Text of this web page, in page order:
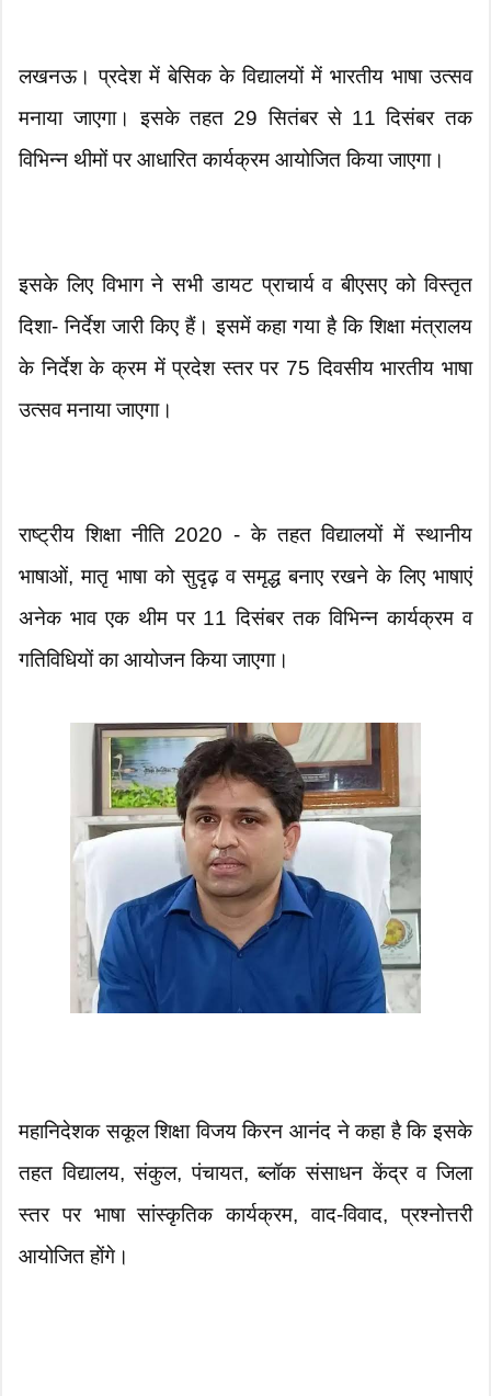
लखनऊ। प्रदेश में बेसिक के विद्यालयों में भारतीय भाषा उत्सव
मनाया जाएगा। इसके तहत 29 सितंबर से 11 दिसंबर तक
विभिन्न थीमों पर आधारित कार्यक्रम आयोजित किया जाएगा।
इसके लिए विभाग ने सभी डायट प्राचार्य व बीएसए को विस्तृत
दिशा- निर्देश जारी किए हैं। इसमें कहा गया है कि शिक्षा मंत्रालय
के निर्देश के क्रम में प्रदेश स्तर पर 75 दिवसीय भारतीय भाषा
उत्सव मनाया जाएगा।
राष्ट्रीय शिक्षा नीति 2020 - के तहत विद्यालयों में स्थानीय
भाषाओं, मातृ भाषा को सुदृढ़ व समृद्ध बनाए रखने के लिए भाषाएं
अनेक भाव एक थीम पर 11 दिसंबर तक विभिन्न कार्यक्रम व
गतिविधियों का आयोजन किया जाएगा।
महानिदेशक सकूल शिक्षा विजय किरन आनंद ने कहा है कि इसके
तहत विद्यालय, संकुल, पंचायत, ब्लॉक संसाधन केंद्र व जिला
स्तर पर भाषा सांस्कृतिक कार्यक्रम, वाद-विवाद, प्रश्नोत्तरी
आयोजित होंगे।